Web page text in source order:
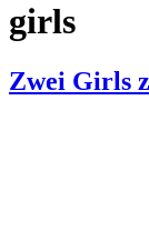
girls
Zwei Girls